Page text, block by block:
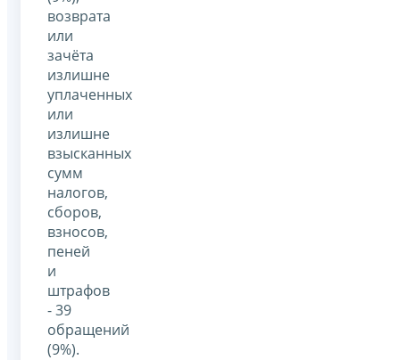
возврата
или
зачёта
излишне
уплаченных
или
излишне
взысканных
сумм
налогов,
сборов,
взносов,
пеней
и
штрафов
- 39
обращений
(9%).